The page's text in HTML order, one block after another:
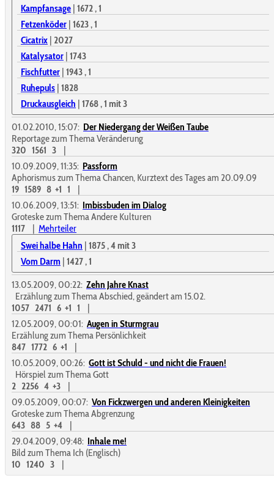
Kampfansage | 1672, 1
Fetzenköder | 1623, 1
Cicatrix | 2027
Katalysator | 1743
Fischfutter | 1943, 1
Ruhepuls | 1828
Druckausgleich | 1768, 1 mit 3
01.02.2010, 15:07: Der Niedergang der Weißen Taube
Reportage zum Thema Veränderung
320 1561 3
|
10.09.2009, 11:35: Passform
Aphorismus zum Thema Chancen, Kurztext des Tages am 20.09.09
19 1589 8 +1 1
|
10.06.2009, 13:51: Imbissbuden im Dialog
Groteske zum Thema Andere Kulturen
1117
| Mehrteiler
Swei halbe Hahn | 1875, 4mit 3
Vom Darm | 1427, 1
13.05.2009, 00:22: Zehn Jahre Knast
Erzählung zum Thema Abschied, geändert am 15.02.
1057 2471 6 +1 1
|
12.05.2009, 00:01: Augen in Sturmgrau
Erzählung zum Thema Persönlichkeit
847 1772 6 +1
|
10.05.2009, 00:26: Gott ist Schuld - und nicht die Frauen!
Hörspiel zum Thema Gott
2 2256 4 +3
|
09.05.2009, 00:07: Von Fickzwergen und anderen Kleinigkeiten
Groteske zum Thema Abgrenzung
643 88 5 +4
|
29.04.2009, 09:48: Inhale me!
Bild zum Thema Ich (Englisch)
10 1240 3 |